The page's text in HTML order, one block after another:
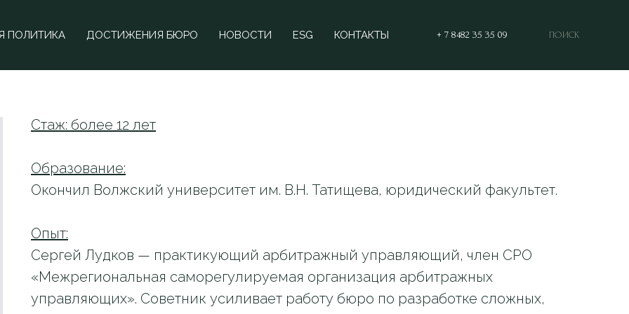
ПОЛИТИКА ДОСТИЖЕНИЯ БЮРО НОВОСТИ ESG КОНТАКТЫ + 7 8482 35 35 09 ПОИСК
Лудков
Стаж: более 12 лет
Образование:
Окончил Волжский университет им. В.Н. Татищева, юридический факультет.
Опыт:
Сергей Лудков — практикующий арбитражный управляющий, член СРО
«Межрегиональная саморегулируемая организация арбитражных
управляющих». Советник усиливает работу бюро по разработке сложных,